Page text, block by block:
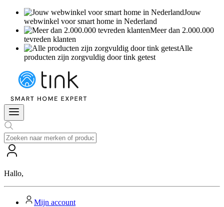
Jouw
webwinkel voor smart home in Nederland
Meer dan 2.000.000
tevreden klanten
Alle
producten zijn zorgvuldig door tink getest
Hallo,
Mijn account